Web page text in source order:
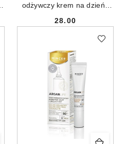
odżywczy krem na dzień i
Cena:
28.00